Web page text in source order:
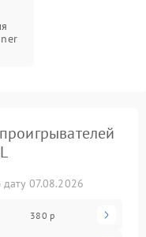
07.08.2026
380 р